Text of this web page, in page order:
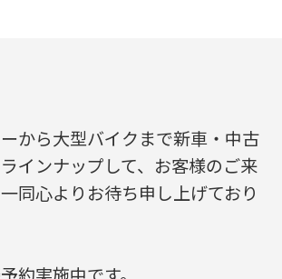
から大型バイクまで新車・中古
インナップして、お客様のご来
同心よりお待ち申し上げており